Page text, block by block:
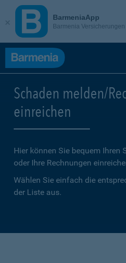
Schaden melden/
einreichen
Hier können Sie bequem Ihren
oder Ihre Rechnungen
Wählen Sie einfach die
der Liste aus.
BarmeniaApp
Barmenia Versicherungen